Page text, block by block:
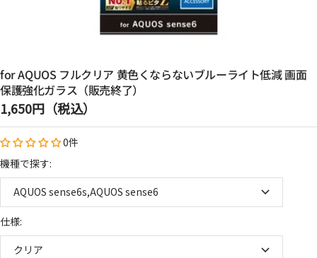
for AQUOS フルクリア 黄色くならないブルーライト低減 画面
保護強化ガラス（販売終了）
セ
ー
ル
価
格
1,650円（税込）
0件
機種で探す:
AQUOS sense6s,AQUOS sense6
仕様:
クリア